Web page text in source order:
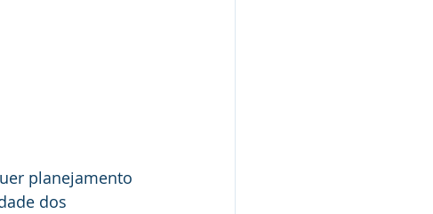
planejamento
dos